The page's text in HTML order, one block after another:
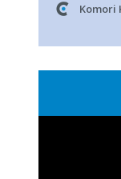
Komori